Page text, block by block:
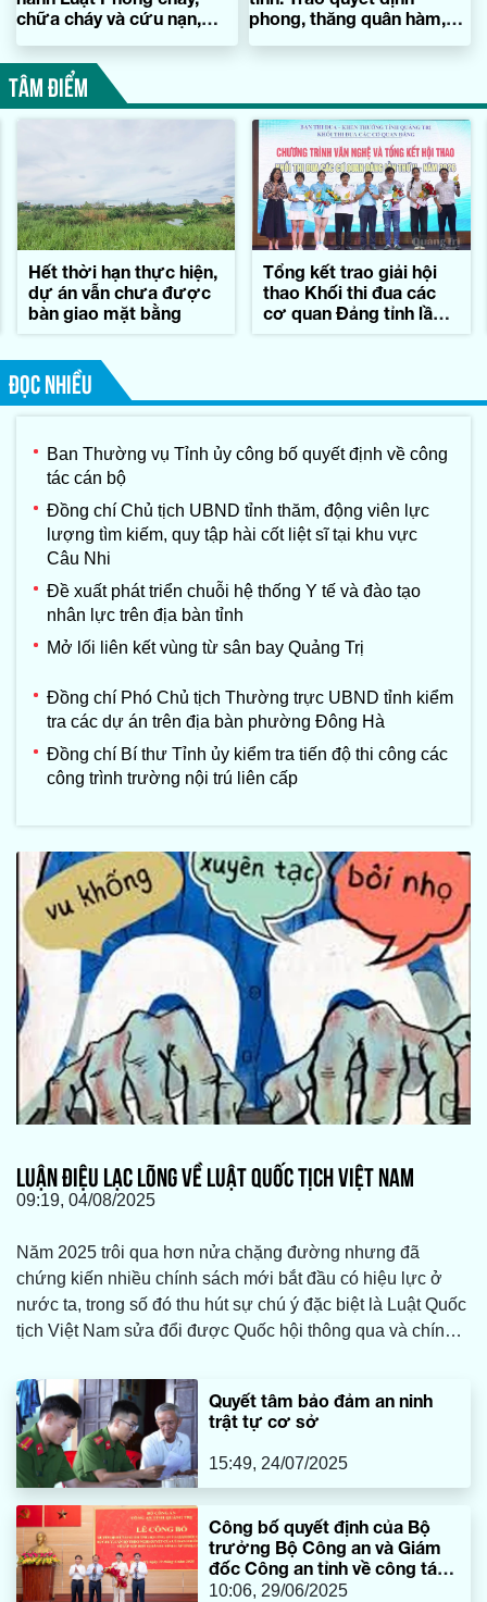
chữa cháy và cứu nạn,
phong, thăng quân hàm,
TÂM ĐIỂM
Hết thời hạn thực hiện,
dự án vẫn chưa được
bàn giao mặt bằng
Tổng kết trao giải hội
thao Khối thi đua các
cơ quan Đảng tỉnh lần
ĐỌC NHIỀU
Ban Thường vụ Tỉnh ủy công bố quyết định về công
tác cán bộ
Đồng chí Chủ tịch UBND tỉnh thăm, động viên lực
lượng tìm kiếm, quy tập hài cốt liệt sĩ tại khu vực
Câu Nhi
Đề xuất phát triển chuỗi hệ thống Y tế và đào tạo
nhân lực trên địa bàn tỉnh
Mở lối liên kết vùng từ sân bay Quảng Trị
Đồng chí Phó Chủ tịch Thường trực UBND tỉnh kiểm
tra các dự án trên địa bàn phường Đông Hà
Đồng chí Bí thư Tỉnh ủy kiểm tra tiến độ thi công các
công trình trường nội trú liên cấp
LUẬN ĐIỆU LẠC LÕNG VỀ LUẬT QUỐC TỊCH VIỆT NAM
09:19, 04/08/2025
Năm 2025 trôi qua hơn nửa chặng đường nhưng đã
chứng kiến nhiều chính sách mới bắt đầu có hiệu lực ở
nước ta, trong số đó thu hút sự chú ý đặc biệt là Luật Quốc
tịch Việt Nam sửa đổi được Quốc hội thông qua và chính
Quyết tâm bảo đảm an ninh
trật tự cơ sở
15:49, 24/07/2025
Công bố quyết định của Bộ
trưởng Bộ Công an và Giám
đốc Công an tỉnh về công tác
cán bộ
10:06, 29/06/2025